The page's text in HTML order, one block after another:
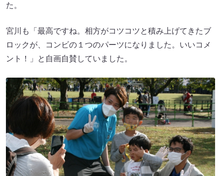
た。
宮川も「最高ですね。相方がコツコツと積み上げてきたブ
ロックが、コンビの１つのパーツになりました。いいコメ
ント！」と自画自賛していました。